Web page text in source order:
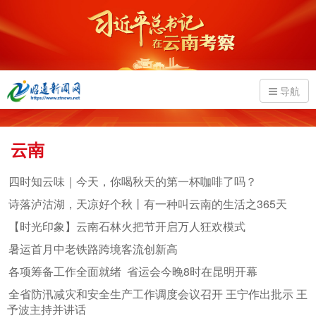
导航
云南
四时知云味｜今天，你喝秋天的第一杯咖啡了吗？
诗落泸沽湖，天凉好个秋丨有一种叫云南的生活之365天
【时光印象】云南石林火把节开启万人狂欢模式
暑运首月中老铁路跨境客流创新高
各项筹备工作全面就绪 省运会今晚8时在昆明开幕
全省防汛减灾和安全生产工作调度会议召开 王宁作出批示 王
予波主持并讲话